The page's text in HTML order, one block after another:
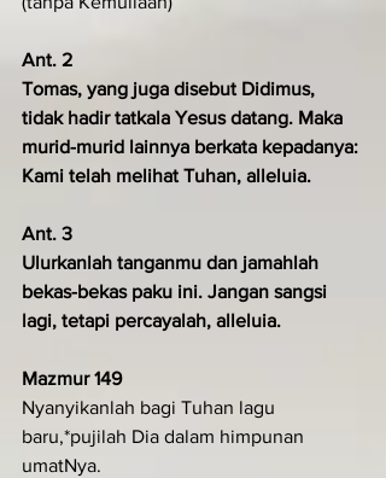
Ant. 2
Tomas, yang juga disebut Didimus,
tidak hadir tatkala Yesus datang. Maka
murid-murid lainnya berkata kepada­nya:
Kami telah melihat Tuhan, alleluia.
Ant. 3
Ulurkanlah tanganmu dan jamahlah
bekas-bekas paku ini. Jangan sangsi
lagi, tetapi percayalah, alleluia.
Mazmur 149
Nyanyikanlah bagi Tuhan lagu
baru,*pujilah Dia dalam himpunan
umatNya.